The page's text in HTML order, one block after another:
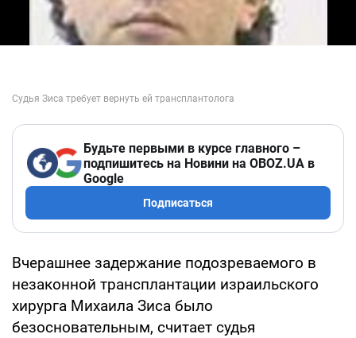
Будьте первыми в курсе главного –
подпишитесь на Новини на OBOZ.UA в
Google
Подписаться
Вчерашнее задержание подозреваемого в
незаконной трансплантации израильского
хирурга Михаила Зиса было
безосновательным, считает судья